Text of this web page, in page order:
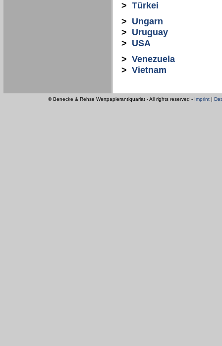
> Türkei
> Ungarn
> Uruguay
> USA
> Venezuela
> Vietnam
© Benecke & Rehse Wertpapierantiquariat - All rights reserved - Imprint |